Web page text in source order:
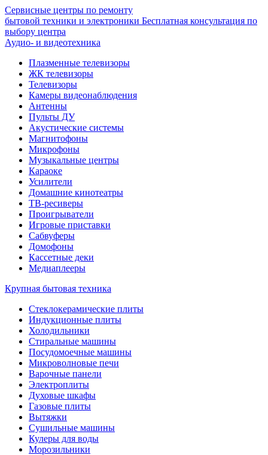
Сервисные центры по ремонту
бытовой техники и электроники Бесплатная консультация по
выбору центра
Аудио- и видеотехника
Плазменные телевизоры
ЖК телевизоры
Телевизоры
Камеры видеонаблюдения
Антенны
Пульты ДУ
Акустические системы
Магнитофоны
Микрофоны
Музыкальные центры
Караоке
Усилители
Домашние кинотеатры
ТВ-ресиверы
Проигрыватели
Игровые приставки
Сабвуферы
Домофоны
Кассетные деки
Медиаплееры
Крупная бытовая техника
Стеклокерамические плиты
Индукционные плиты
Холодильники
Стиральные машины
Посудомоечные машины
Микроволновые печи
Варочные панели
Электроплиты
Духовые шкафы
Газовые плиты
Вытяжки
Сушильные машины
Кулеры для воды
Морозильники